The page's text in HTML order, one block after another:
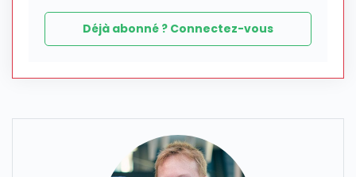
Déjà abonné ? Connectez-vous